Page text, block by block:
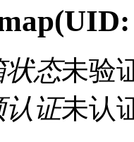
(UID:
状态未验
认证未认